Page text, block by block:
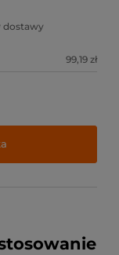
dostawy
99,19 zł